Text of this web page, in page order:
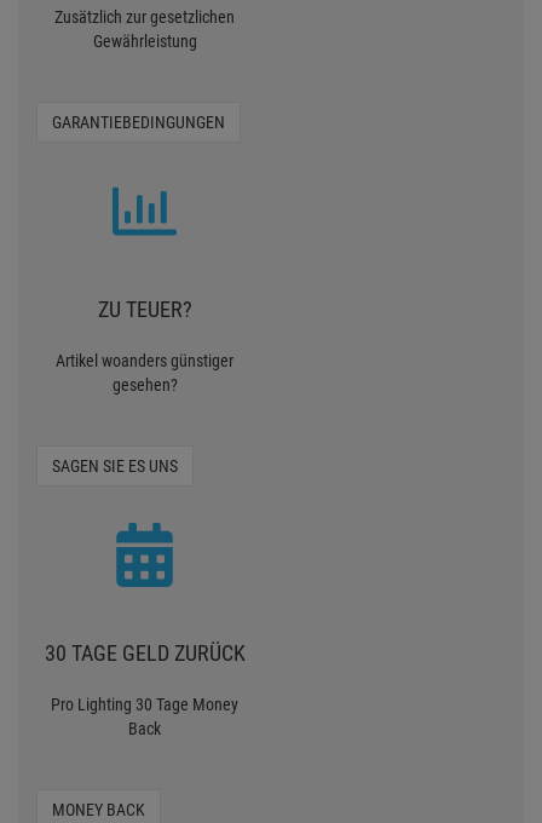
Zusätzlich zur gesetzlichen
Gewährleistung
GARANTIEBEDINGUNGEN
ZU TEUER?
Artikel woanders günstiger
gesehen?
SAGEN SIE ES UNS
30 TAGE GELD ZURÜCK
Pro Lighting 30 Tage Money
Back
MONEY BACK